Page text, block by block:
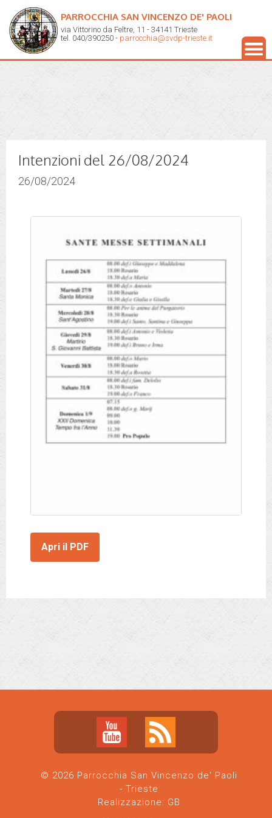
PARROCCHIA SAN VINCENZO DE' PAOLI
via Vittorino da Feltre, 11 - 34141 Trieste
tel. 040/390250 - parrocchia@svdp-trieste.it
Intenzioni del 26/08/2024
26/08/2024
Apri il PDF
© 2026 Parrocchia San Vincenzo de' Paoli
- Trieste
Realizzazione: GB